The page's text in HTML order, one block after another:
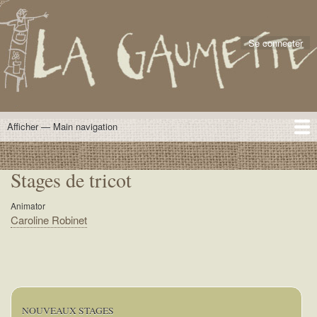
contenu
principal
User
account
menu
Se connecter
Main
navigation
Afficher — Main navigation
ACCUEIL
NOS FORMATIONS
INSCRIPTIONS
HEBERGEMENT
CONTACT & NOUS
Stages de tricot
Animator
Caroline Robinet
NOUVEAUX STAGES